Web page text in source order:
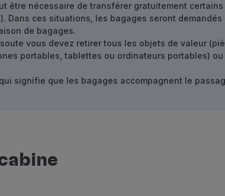
être nécessaire de transférer gratuitement
ces situations, les bagages seront demandés
de bagages.
vous devez retirer tous les objets de valeur
portables, tablettes ou ordinateurs portables) ou
signifie que les bagages accompagnent le